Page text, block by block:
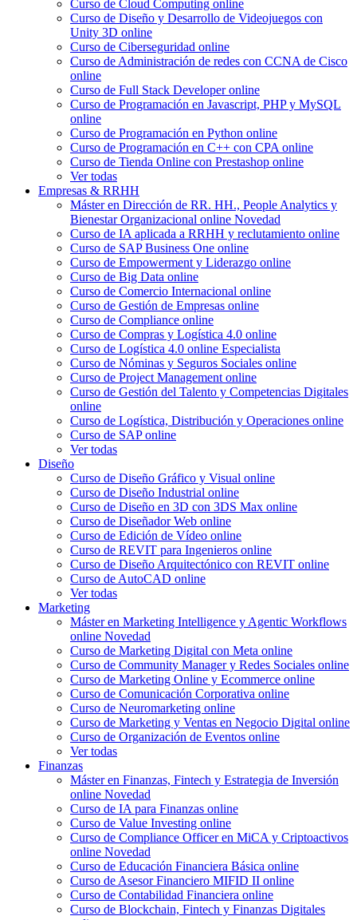
Curso de Cloud Computing online
Curso de Diseño y Desarrollo de Videojuegos con
Unity 3D online
Curso de Ciberseguridad online
Curso de Administración de redes con CCNA de Cisco
online
Curso de Full Stack Developer online
Curso de Programación en Javascript, PHP y MySQL
online
Curso de Programación en Python online
Curso de Programación en C++ con CPA online
Curso de Tienda Online con Prestashop online
Ver todas
Empresas & RRHH
Máster en Dirección de RR. HH., People Analytics y
Bienestar Organizacional online Novedad
Curso de IA aplicada a RRHH y reclutamiento online
Curso de SAP Business One online
Curso de Empowerment y Liderazgo online
Curso de Big Data online
Curso de Comercio Internacional online
Curso de Gestión de Empresas online
Curso de Compliance online
Curso de Compras y Logística 4.0 online
Curso de Logística 4.0 online Especialista
Curso de Nóminas y Seguros Sociales online
Curso de Project Management online
Curso de Gestión del Talento y Competencias Digitales
online
Curso de Logística, Distribución y Operaciones online
Curso de SAP online
Ver todas
Diseño
Curso de Diseño Gráfico y Visual online
Curso de Diseño Industrial online
Curso de Diseño en 3D con 3DS Max online
Curso de Diseñador Web online
Curso de Edición de Vídeo online
Curso de REVIT para Ingenieros online
Curso de Diseño Arquitectónico con REVIT online
Curso de AutoCAD online
Ver todas
Marketing
Máster en Marketing Intelligence y Agentic Workflows
online Novedad
Curso de Marketing Digital con Meta online
Curso de Community Manager y Redes Sociales online
Curso de Marketing Online y Ecommerce online
Curso de Comunicación Corporativa online
Curso de Neuromarketing online
Curso de Marketing y Ventas en Negocio Digital online
Curso de Organización de Eventos online
Ver todas
Finanzas
Máster en Finanzas, Fintech y Estrategia de Inversión
online Novedad
Curso de IA para Finanzas online
Curso de Value Investing online
Curso de Compliance Officer en MiCA y Criptoactivos
online Novedad
Curso de Educación Financiera Básica online
Curso de Asesor Financiero MIFID II online
Curso de Contabilidad Financiera online
Curso de Blockchain, Fintech y Finanzas Digitales